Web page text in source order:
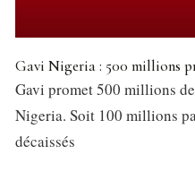
Gavi Nigeria : 500 millions
Gavi promet 500 millions
Nigeria. Soit 100 millions
décaissés